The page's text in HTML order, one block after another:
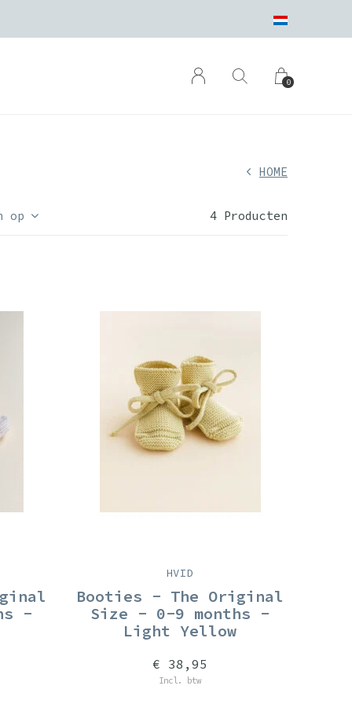
0
HOME
op 4 Producten
-
HVID
Booties - The Original
Size - 0-9 months -
Light Yellow
€ 38,95
Incl. btw